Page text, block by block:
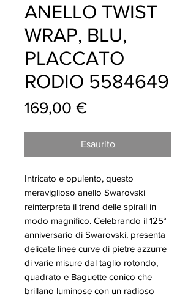
ANELLO TWIST
WRAP, BLU,
PLACCATO
RODIO 5584649
169,00 €Prezzo
Esaurito
Intricato e opulento, questo
meraviglioso anello Swarovski
reinterpreta il trend delle spirali in
modo magnifico. Celebrando il 125°
anniversario di Swarovski, presenta
delicate linee curve di pietre azzurre
di varie misure dal taglio rotondo,
quadrato e Baguette conico che
brillano luminose con un radioso